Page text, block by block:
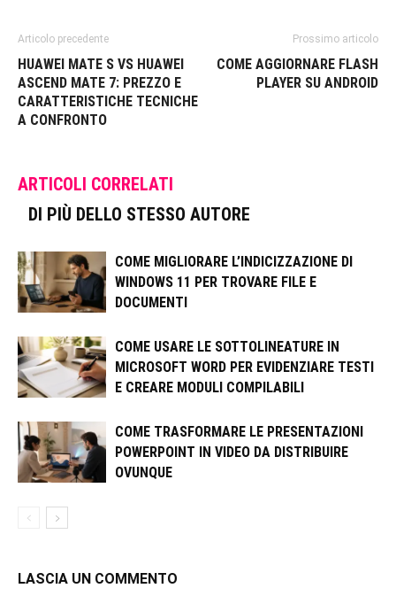
Articolo precedente
HUAWEI MATE S VS HUAWEI
ASCEND MATE 7: PREZZO E
CARATTERISTICHE TECNICHE
A CONFRONTO
Prossimo articolo
COME AGGIORNARE FLASH
PLAYER SU ANDROID
ARTICOLI CORRELATI
DI PIÙ DELLO STESSO AUTORE
COME MIGLIORARE L’INDICIZZAZIONE DI
WINDOWS 11 PER TROVARE FILE E
DOCUMENTI
COME USARE LE SOTTOLINEATURE IN
MICROSOFT WORD PER EVIDENZIARE TESTI
E CREARE MODULI COMPILABILI
COME TRASFORMARE LE PRESENTAZIONI
POWERPOINT IN VIDEO DA DISTRIBUIRE
OVUNQUE
LASCIA UN COMMENTO